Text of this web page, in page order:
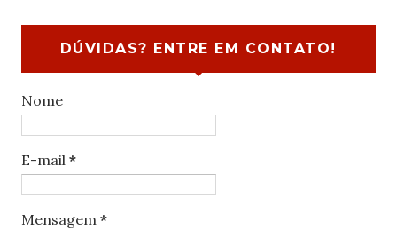
DÚVIDAS? ENTRE EM CONTATO!
Nome
E-mail *
Mensagem *